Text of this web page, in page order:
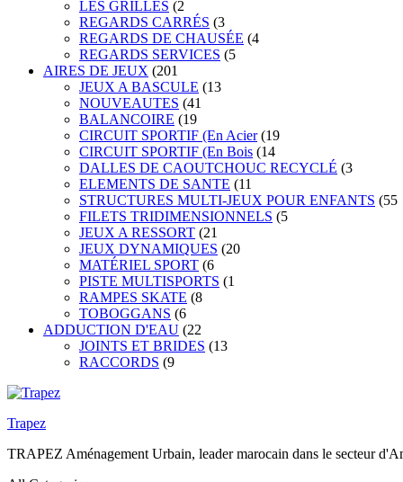
LES GRILLES (2
REGARDS CARRÉS (3
REGARDS DE CHAUSÉE (4
REGARDS SERVICES (5
AIRES DE JEUX (201
JEUX A BASCULE (13
NOUVEAUTES (41
BALANCOIRE (19
CIRCUIT SPORTIF (En Acier (19
CIRCUIT SPORTIF (En Bois (14
DALLES DE CAOUTCHOUC RECYCLÉ (3
ELEMENTS DE SANTE (11
STRUCTURES MULTI-JEUX POUR ENFANTS (55
FILETS TRIDIMENSIONNELS (5
JEUX A RESSORT (21
JEUX DYNAMIQUES (20
MATÉRIEL SPORT (6
PISTE MULTISPORTS (1
RAMPES SKATE (8
TOBOGGANS (6
ADDUCTION D'EAU (22
JOINTS ET BRIDES (13
RACCORDS (9
Trapez
TRAPEZ Aménagement Urbain, leader marocain dans le secteur